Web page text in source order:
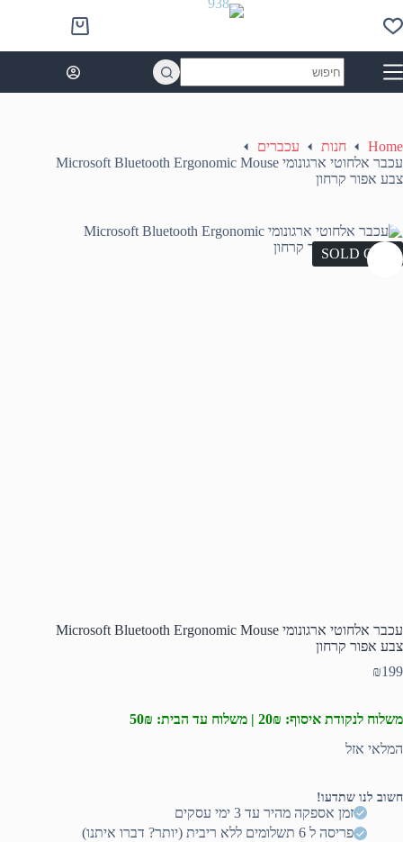
to
content
Shopping
cart
results
Home חנות
עכברים
עכבר אלחוטי ארגונומי Microsoft Bluetooth Ergonomic Mouse
צבע אפור קרחון
SOLD OUT
עכבר אלחוטי ארגונומי Microsoft Bluetooth Ergonomic Mouse
צבע אפור קרחון
₪199
משלוח לנקודת איסוף: 20₪ | משלוח עד הבית: 50₪
המלאי אזל
חשוב לנו שתדעו!
זמן אספקה מהיר עד 3 ימי עסקים
פריסה ל 6 תשלומים ללא ריבית (יותר? דברו איתנו)